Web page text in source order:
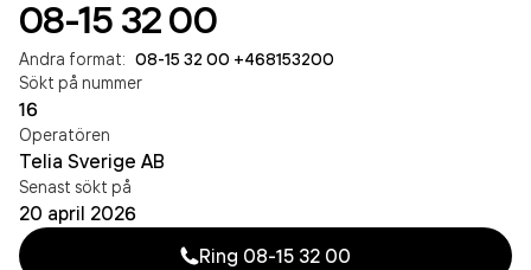
08-15 32 00
Andra format: 08-15 32 00 +468153200
Sökt på nummer
16
Operatören
Telia Sverige AB
Senast sökt på
20 april 2026
Ring 08-15 32 00